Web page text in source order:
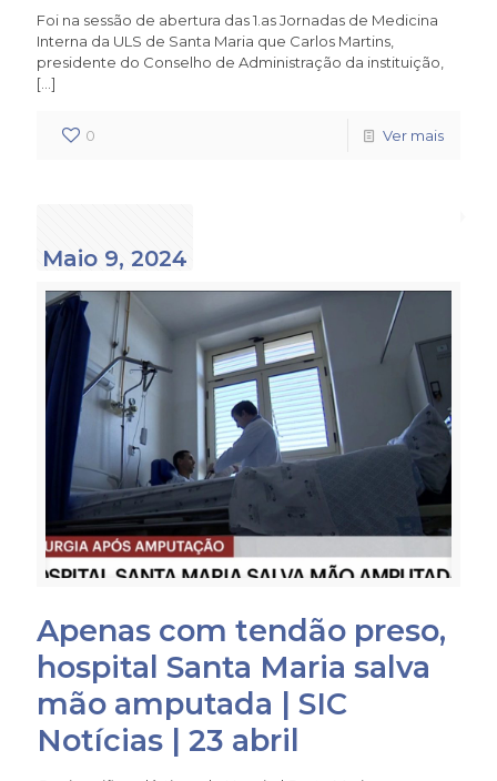
Foi na sessão de abertura das 1.as Jornadas de Medicina
Interna da ULS de Santa Maria que Carlos Martins,
presidente do Conselho de Administração da instituição,
[…]
0 Ver mais
Maio 9, 2024
Apenas com tendão preso,
hospital Santa Maria salva
mão amputada | SIC
Notícias | 23 abril